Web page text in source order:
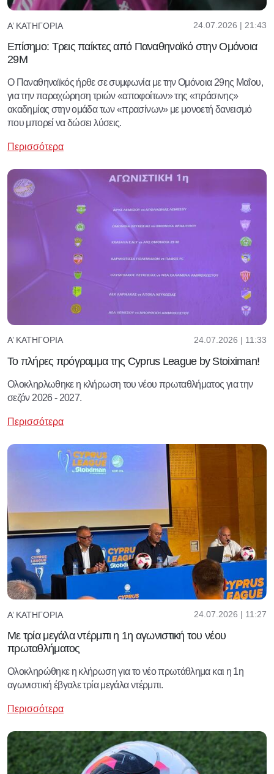
Α’ ΚΑΤΗΓΟΡΊΑ 24.07.2026 | 21:43
Επίσημο: Τρεις παίκτες από Παναθηναϊκό στην Ομόνοια
29Μ
Ο Παναθηναϊκός ήρθε σε συμφωνία με την Ομόνοια 29ης Μαΐου,
για την παραχώρηση τριών «αποφοίτων» της «πράσινης»
ακαδημίας στην ομάδα των «πρασίνων» με μονοετή δανεισμό
που μπορεί να δώσει λύσεις.
Περισσότερα
Α’ ΚΑΤΗΓΟΡΊΑ 24.07.2026 | 11:33
Το πλήρες πρόγραμμα της Cyprus League by Stoiximan!
Ολοκληρλωθηκε η κλήρωση του νέου πρωταθλήματος για την
σεζόν 2026 - 2027.
Περισσότερα
Α’ ΚΑΤΗΓΟΡΊΑ 24.07.2026 | 11:27
Με τρία μεγάλα ντέρμπι η 1η αγωνιστική του νέου
πρωταθλήματος
Ολοκληρώθηκε η κλήρωση για το νέο πρωτάθλημα και η 1η
αγωνιστική έβγαλε τρία μεγάλα ντέρμπι.
Περισσότερα